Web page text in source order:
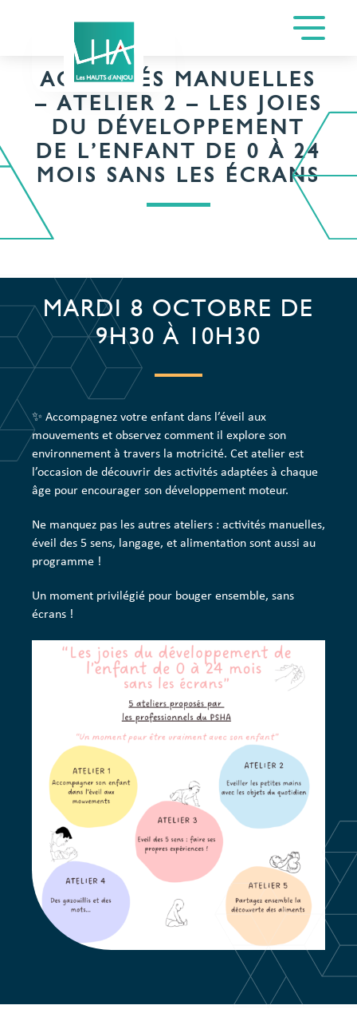
ACTIVITÉS MANUELLES
– ATELIER 2 – LES JOIES
DU DÉVELOPPEMENT
DE L’ENFANT DE 0 À 24
MOIS SANS LES ÉCRANS
MARDI 8 OCTOBRE DE
9H30 À 10H30
✨ Accompagnez votre enfant dans l’éveil aux
mouvements et observez comment il explore son
environnement à travers la motricité. Cet atelier est
l’occasion de découvrir des activités adaptées à chaque
âge pour encourager son développement moteur.
Ne manquez pas les autres ateliers : activités manuelles,
éveil des 5 sens, langage, et alimentation sont aussi au
programme !
Un moment privilégié pour bouger ensemble, sans
écrans !